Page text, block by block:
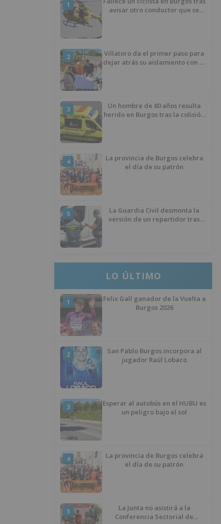
1
avisar otro conductor que se
2
Villatoro da el primer paso para
dejar atrás su aislamiento con el
3
Un hombre de 80 años resulta
herido en Burgos tras la colisión
4
La provincia de Burgos celebra
el día de su patrón
5
La Guardia Civil desmonta la
versión de un repartidor tras
LO ÚLTIMO
1
Felix Gall ganador de la Vuelta a
Burgos 2026
2
San Pablo Burgos incorpora al
jugador Raúl Lobaco
3
Esperar al autobús en el HUBU es
un peligro bajo el sol
4
La provincia de Burgos celebra
el día de su patrón
5
La Junta no asistirá a la
Conferencia Sectorial de